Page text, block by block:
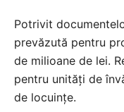
Potrivit
prevăzută pentru
de milioane de lei.
pentru unități de
de locuințe.